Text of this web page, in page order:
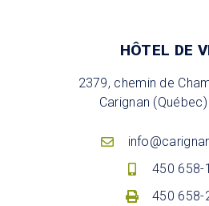
HÔTEL DE
2379, chemin de
Carignan
450 658-
450 658-